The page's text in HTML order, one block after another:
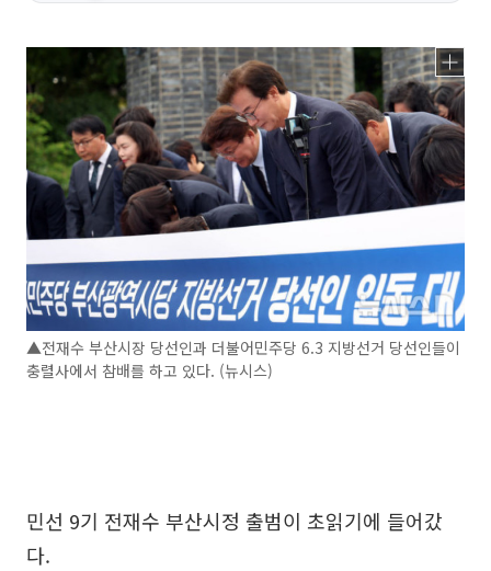
▲전재수 부산시장 당선인과 더불어민주당 6.3 지방선거 당선인들이
충렬사에서 참배를 하고 있다. (뉴시스)
민선 9기 전재수 부산시정 출범이 초읽기에 들어갔
다.